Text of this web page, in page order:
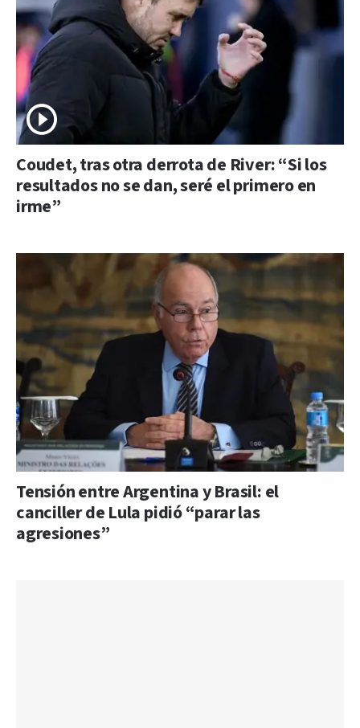
Coudet, tras otra derrota de River: “Si los
resultados no se dan, seré el primero en
irme”
Tensión entre Argentina y Brasil: el
canciller de Lula pidió “parar las
agresiones”